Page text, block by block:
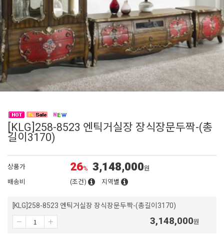
[KLG]258-8523 엔틱거실장 장식장문두짝-(총
길이3170)
상품가 26% 3,148,000원
배송비
(조건) 지역별
[KLG]258-8523 엔틱거실장 장식장문두짝-(총길이3170)
3,148,000원